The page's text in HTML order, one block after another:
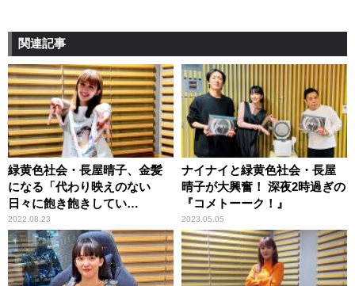
関連記事
緑黄色社会・長屋晴子、金髪
になる「代わり映えのない
日々に飽き飽きしてい
て……」
2022.08.23
ナイナイと緑黄色社会・長屋
晴子が大興奮！ 深夜2時過ぎの
『コメトーーク！』
2023.05.05